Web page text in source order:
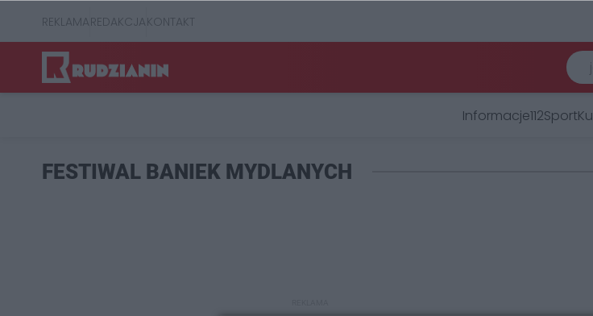
REKLAMAREDAKCJAKONTAKT
Informacje112Sport
FESTIWAL BANIEK MYDLANYCH